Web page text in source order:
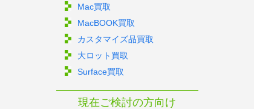
Mac買取
MacBOOK買取
カスタマイズ品買取
大ロット買取
Surface買取
現在ご検討の方向け